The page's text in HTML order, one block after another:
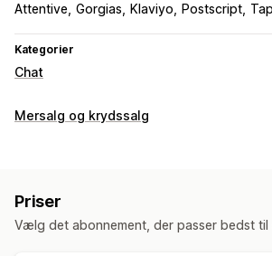
Attentive Gorgias Klaviyo Postscript
Kategorier
Chat
Beskeder i realtid
Automatiske svar
Gendannelse af indkøbskurv
Mersalg og krydssalg
Takkeside med mersalg
Priser
Vælg det abonnement, der passer bedst til